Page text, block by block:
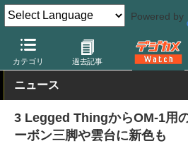
Powered by
カテゴリ 過去記事
デジカメ Watch カメラ ミラーレス
ニュース
3 Legged ThingからOM-1用
ーボン三脚や雲台に新色も